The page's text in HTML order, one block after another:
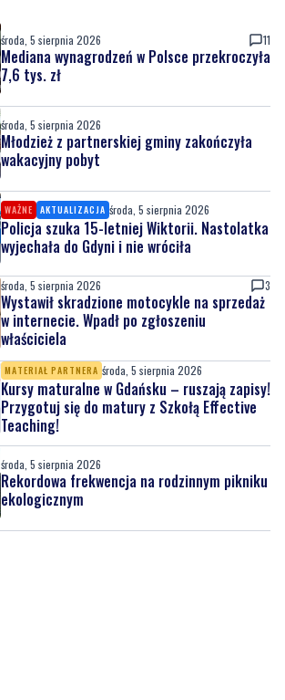
środa, 5 sierpnia 2026 11
Mediana wynagrodzeń w Polsce przekroczyła
7,6 tys. zł
środa, 5 sierpnia 2026
Młodzież z partnerskiej gminy zakończyła
wakacyjny pobyt
WAŻNE AKTUALIZACJA środa, 5 sierpnia 2026
Policja szuka 15-letniej Wiktorii. Nastolatka
wyjechała do Gdyni i nie wróciła
środa, 5 sierpnia 2026 3
Wystawił skradzione motocykle na sprzedaż
w internecie. Wpadł po zgłoszeniu
właściciela
MATERIAŁ PARTNERA środa, 5 sierpnia 2026
Kursy maturalne w Gdańsku – ruszają zapisy!
Przygotuj się do matury z Szkołą Effective
Teaching!
środa, 5 sierpnia 2026
Rekordowa frekwencja na rodzinnym pikniku
ekologicznym